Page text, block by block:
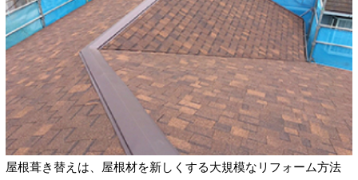
屋根葺き替えは、屋根材を新しくする大規模なリフォーム方法